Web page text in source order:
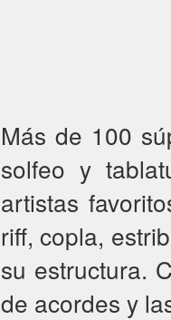
Más de 100
solfeo y
artistas
riff, copla,
su estructura.
de acordes y